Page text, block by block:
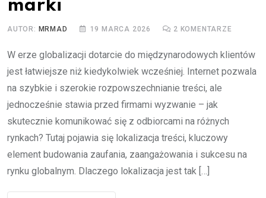
marki
AUTOR: MRMAD 19 MARCA 2026 2 KOMENTARZE
W erze globalizacji dotarcie do międzynarodowych klientów
jest łatwiejsze niż kiedykolwiek wcześniej. Internet pozwala
na szybkie i szerokie rozpowszechnianie treści, ale
jednocześnie stawia przed firmami wyzwanie – jak
skutecznie komunikować się z odbiorcami na różnych
rynkach? Tutaj pojawia się lokalizacja treści, kluczowy
element budowania zaufania, zaangażowania i sukcesu na
rynku globalnym. Dlaczego lokalizacja jest tak […]